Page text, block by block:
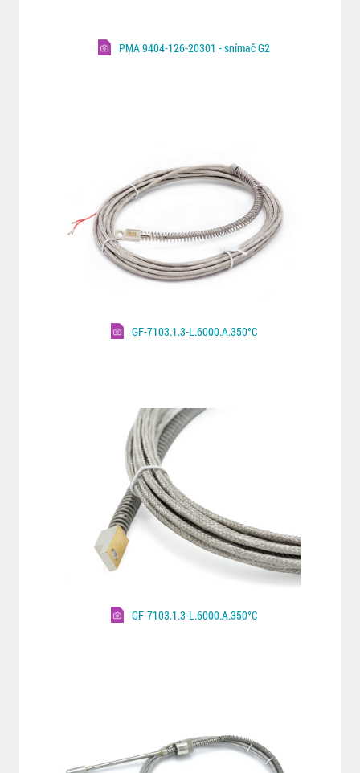
PMA 9404-126-20301 - snímač G2
GF-7103.1.3-L.6000.A.350°C
GF-7103.1.3-L.6000.A.350°C